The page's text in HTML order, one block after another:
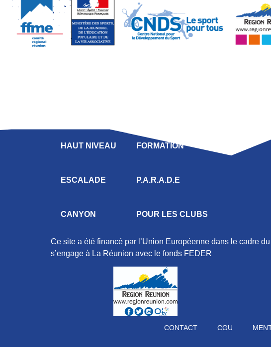
HAUT NIVEAU
ESCALADE
CANYON
FORMATION
P.A.R.A.D.E
POUR LES CLUBS
Ce site a été financé par l’Union Européenne dans le cadre
s’engage à La Réunion avec le fonds FEDER
CONTACT CGU